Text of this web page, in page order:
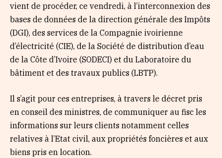
vient de procéder, ce vendredi, à l’interconnexion des
bases de données de la direction générale des Impôts
(DGI), des services de la Compagnie ivoirienne
d’électricité (CIE), de la Société de distribution d’eau
de la Côte d’Ivoire (SODECI) et du Laboratoire du
bâtiment et des travaux publics (LBTP).
Il s’agit pour ces entreprises, à travers le décret pris
en conseil des ministres, de communiquer au fisc les
informations sur leurs clients notamment celles
relatives à l’Etat civil, aux propriétés foncières et aux
biens pris en location.